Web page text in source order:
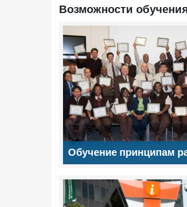
Возможности
Обучение принципам